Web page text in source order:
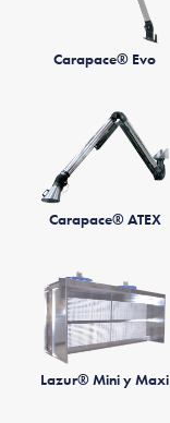
Carapace® Evo
Carapace® ATEX
Lazur® Mini y Maxi